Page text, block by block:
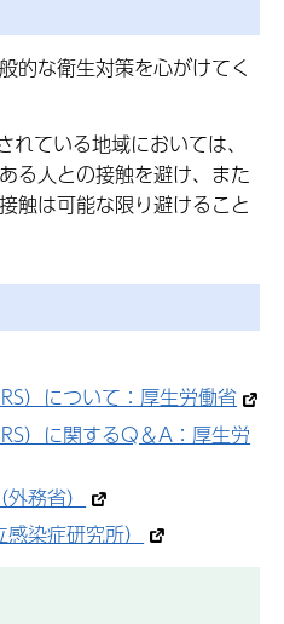
的な衛生対策を心がけてく
ている地域においては、
る人との接触を避け、また
触は可能な限り避けること
）について：厚生労働省
）に関するQ＆A：厚生労
務省）
染症研究所）